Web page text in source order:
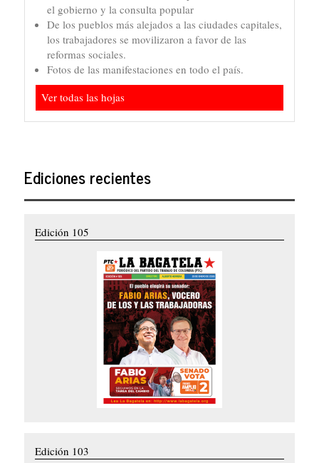
el gobierno y la consulta popular
De los pueblos más alejados a las ciudades capitales,
los trabajadores se movilizaron a favor de las
reformas sociales.
Fotos de las manifestaciones en todo el país.
Ver todas las hojas
Ediciones recientes
Edición 105
Edición 103